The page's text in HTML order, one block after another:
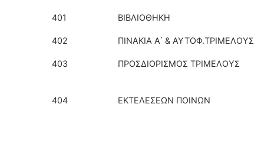
401 ΒΙΒΛΙΟΘΗΚΗ
402 ΠΙΝΑΚΙΑ Α΄ & ΑΥΤΟΦ.ΤΡΙΜΕΛΟΥΣ
403 ΠΡΟΣΔΙΟΡΙΣΜΟΣ ΤΡΙΜΕΛΟΥΣ
404 ΕΚΤΕΛΕΣΕΩΝ ΠΟΙΝΩΝ